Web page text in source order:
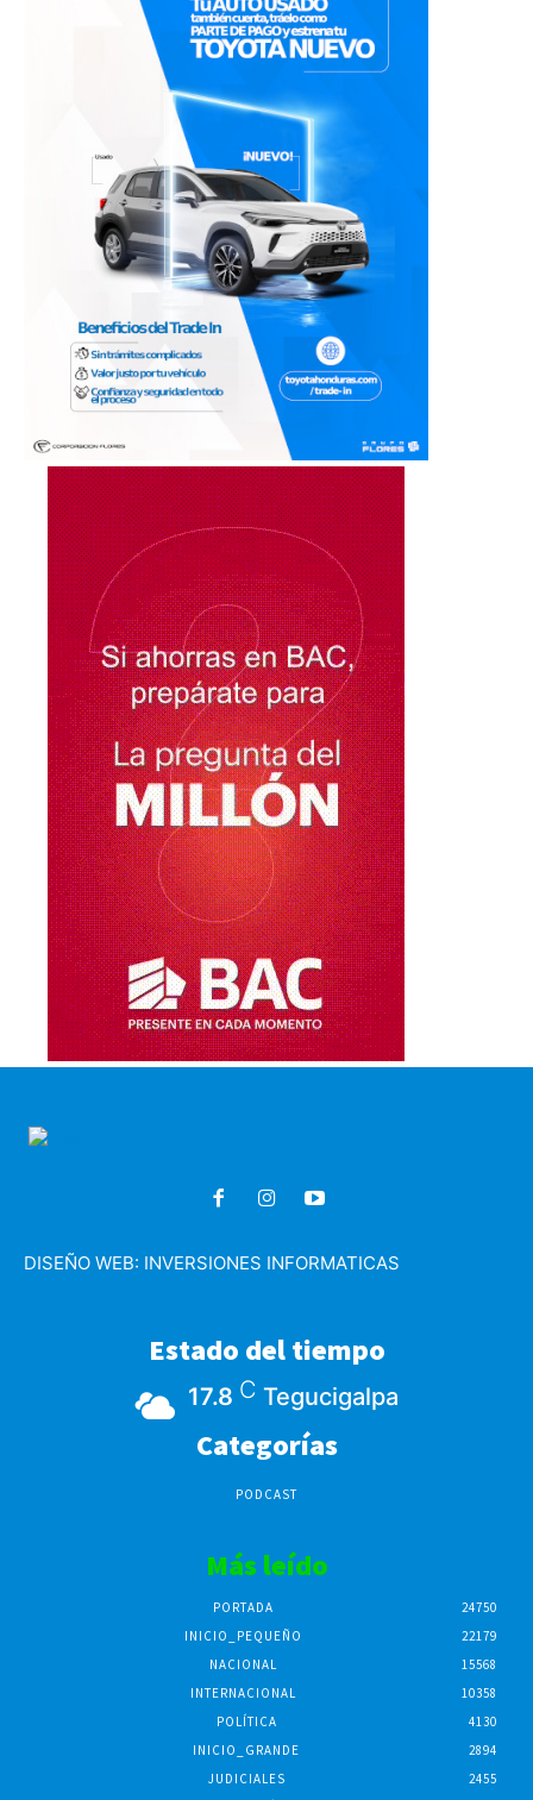
DISEÑO WEB: INVERSIONES INFORMATICAS
Estado del tiempo
17.8 C Tegucigalpa
Categorías
PODCAST
Más leído
PORTADA
24750
INICIO_PEQUEÑO
22179
NACIONAL
15568
INTERNACIONAL
10358
POLÍTICA
4130
INICIO_GRANDE
2894
JUDICIALES
2455